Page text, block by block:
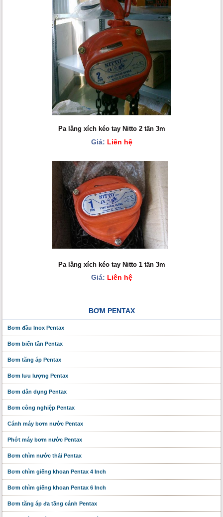
Pa lăng xích kéo tay Nitto 2 tấn 3m
Giá: Liên hệ
Pa lăng xích kéo tay Nitto 1 tấn 3m
Giá: Liên hệ
BƠM PENTAX
Bơm đầu Inox Pentax
Bơm biến tần Pentax
Bơm tăng áp Pentax
Bơm lưu lượng Pentax
Bơm dân dụng Pentax
Bơm công nghiệp Pentax
Cánh máy bơm nước Pentax
Phớt máy bơm nước Pentax
Bơm chìm nước thải Pentax
Bơm chìm giếng khoan Pentax 4 Inch
Bơm chìm giếng khoan Pentax 6 Inch
Bơm tăng áp đa tầng cánh Pentax